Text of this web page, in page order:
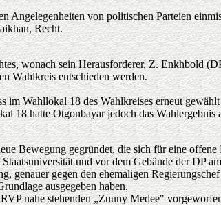
Angelegenheiten von politischen Parteien
Recht.
wonach sein Herausforderer, Z. Enkhbold
Wahlkreis entschieden werden.
im Wahllokal 18 des Wahlkreises erneut
18 hatte Otgonbayar jedoch das Wahlergebnis
Bewegung gegründet, die sich für eine
und vor dem Gebäude der DP
genauer gegen den ehemaligen
ausgegeben haben.
nahe stehenden „Zuuny Medee"